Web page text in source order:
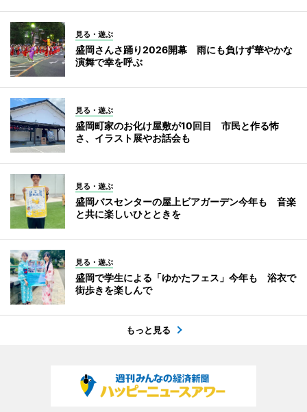
見る・遊ぶ
盛岡さんさ踊り2026開幕 雨にも負けず華やかな
演舞で幸を呼ぶ
見る・遊ぶ
盛岡町家のお化け屋敷が10回目 市民と作る怖
さ、イラスト展やお話会も
見る・遊ぶ
盛岡バスセンターの屋上ビアガーデン今年も 音楽
と共に楽しいひとときを
見る・遊ぶ
盛岡で学生による「ゆかたフェス」今年も 浴衣で
街歩きを楽しんで
もっと見る